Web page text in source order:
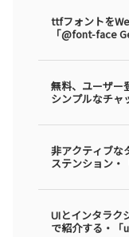
ttfフォントを
「@font-face
無料、ユーザー
シンプルなチャ
非アクティブな
ステンション・
UIとインタラク
で紹介する・「